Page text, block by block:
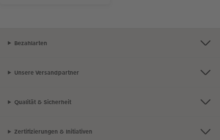
Bezahlarten
Unsere Versandpartner
Qualität & Sicherheit
Zertifizierungen & Initiativen